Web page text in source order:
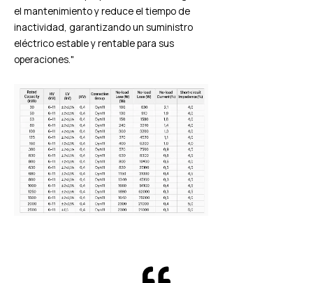
el mantenimiento y reduce el tiempo de
inactividad, garantizando un suministro
eléctrico estable y rentable para sus
operaciones."